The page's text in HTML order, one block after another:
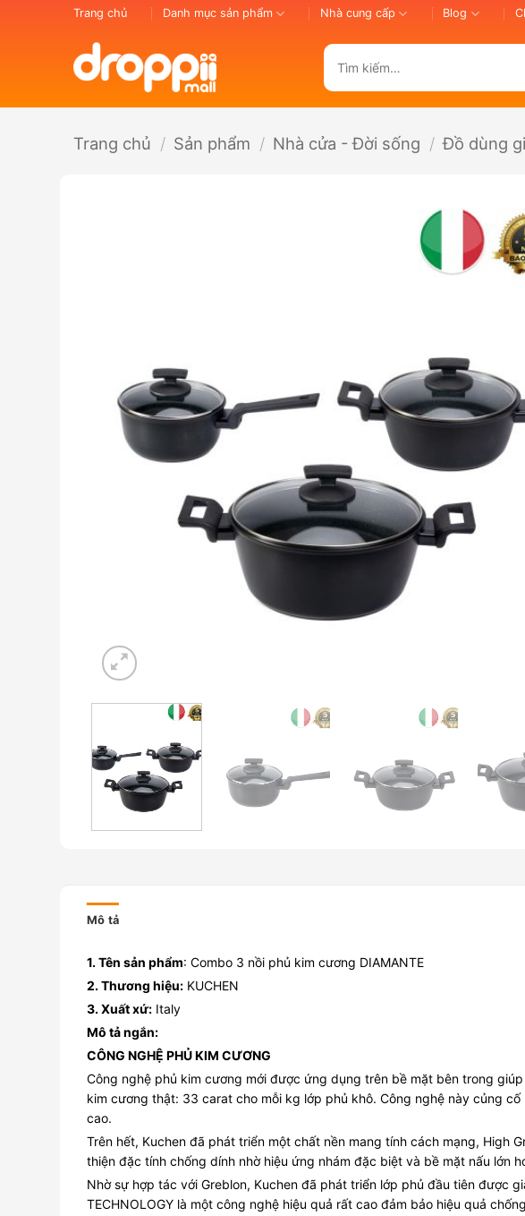
Trang chủ Danh mục sản phẩm Nhà cung cấp Blog
kiếm:
Trang chủ / Sản phẩm / Nhà cửa - Đời sống / Đồ dùng
Mô tả
1. Tên sản phẩm: Combo 3 nồi phủ kim cương DIAMANTE
2. Thương hiệu: KUCHEN
3. Xuất xứ: Italy
Mô tả ngắn:
CÔNG NGHỆ PHỦ KIM CƯƠNG
Công nghệ phủ kim cương mới được ứng dụng trên bề mặt bên trong
kim cương thật: 33 carat cho mỗi kg lớp phủ khô. Công nghệ này củng
cao.
Trên hết, Kuchen đã phát triển một chất nền mang tính cách mạng, High
thiện đặc tính chống dính nhờ hiệu ứng nhám đặc biệt và bề mặt nấu lớn
Nhờ sự hợp tác với Greblon, Kuchen đã phát triển lớp phủ đầu tiên được
TECHNOLOGY là một công nghệ hiệu quả rất cao đảm bảo hiệu quả